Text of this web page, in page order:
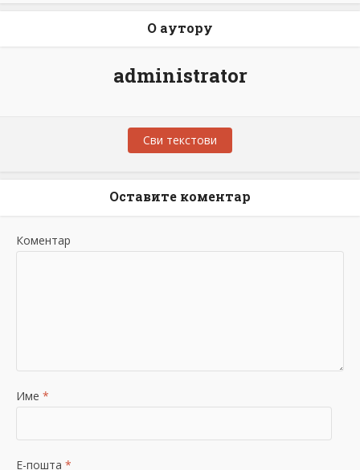
О аутору
administrator
Сви текстови
Оставите коментар
Коментар
Име *
Е-пошта *